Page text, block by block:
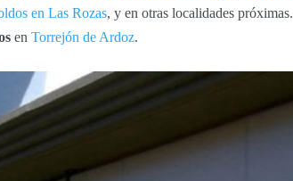
en Las Rozas, y en otras localidades
en Torrejón de Ardoz.